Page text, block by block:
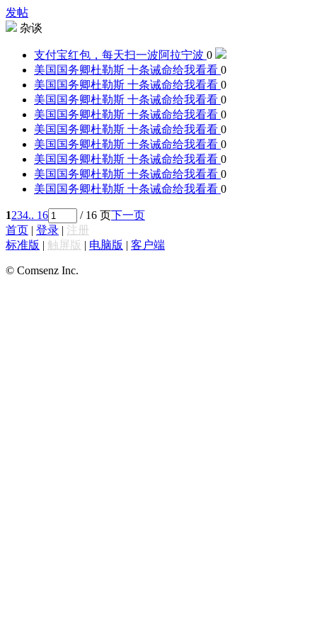
发帖
杂谈
支付宝红包，每天扫一波阿拉宁波 0
美国国务卿杜勒斯 十条诫命给我看看 0
美国国务卿杜勒斯 十条诫命给我看看 0
美国国务卿杜勒斯 十条诫命给我看看 0
美国国务卿杜勒斯 十条诫命给我看看 0
美国国务卿杜勒斯 十条诫命给我看看 0
美国国务卿杜勒斯 十条诫命给我看看 0
美国国务卿杜勒斯 十条诫命给我看看 0
美国国务卿杜勒斯 十条诫命给我看看 0
美国国务卿杜勒斯 十条诫命给我看看 0
1234.. 16 / 16 页下一页
首页 | 登录 | 注册
标准版 | 触屏版 | 电脑版 | 客户端
© Comsenz Inc.